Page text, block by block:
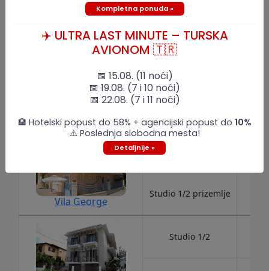
Kompletna ponuda »
✈️ ULTRA LAST MINUTE – TURSKA
AVIONOM 🇹🇷
📅 15.08. (11 noći)
📅 19.08. (7 i 10 noći)
📅 22.08. (7 i 11 noći)
🏨 Hotelski popust do 58% + agencijski popust do 10%
⚠️ Poslednja slobodna mesta!
Detaljnije »